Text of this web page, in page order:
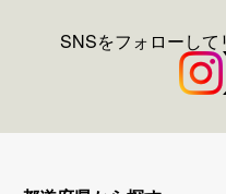
SNSをフォローして